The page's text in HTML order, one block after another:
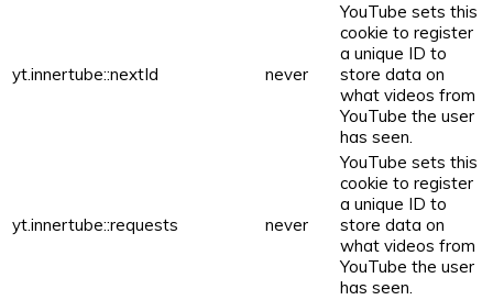
yt.innertube::nextId never
YouTube sets this
cookie to register
a unique ID to
store data on
what videos from
YouTube the user
has seen.
yt.innertube::requests never
YouTube sets this
cookie to register
a unique ID to
store data on
what videos from
YouTube the user
has seen.